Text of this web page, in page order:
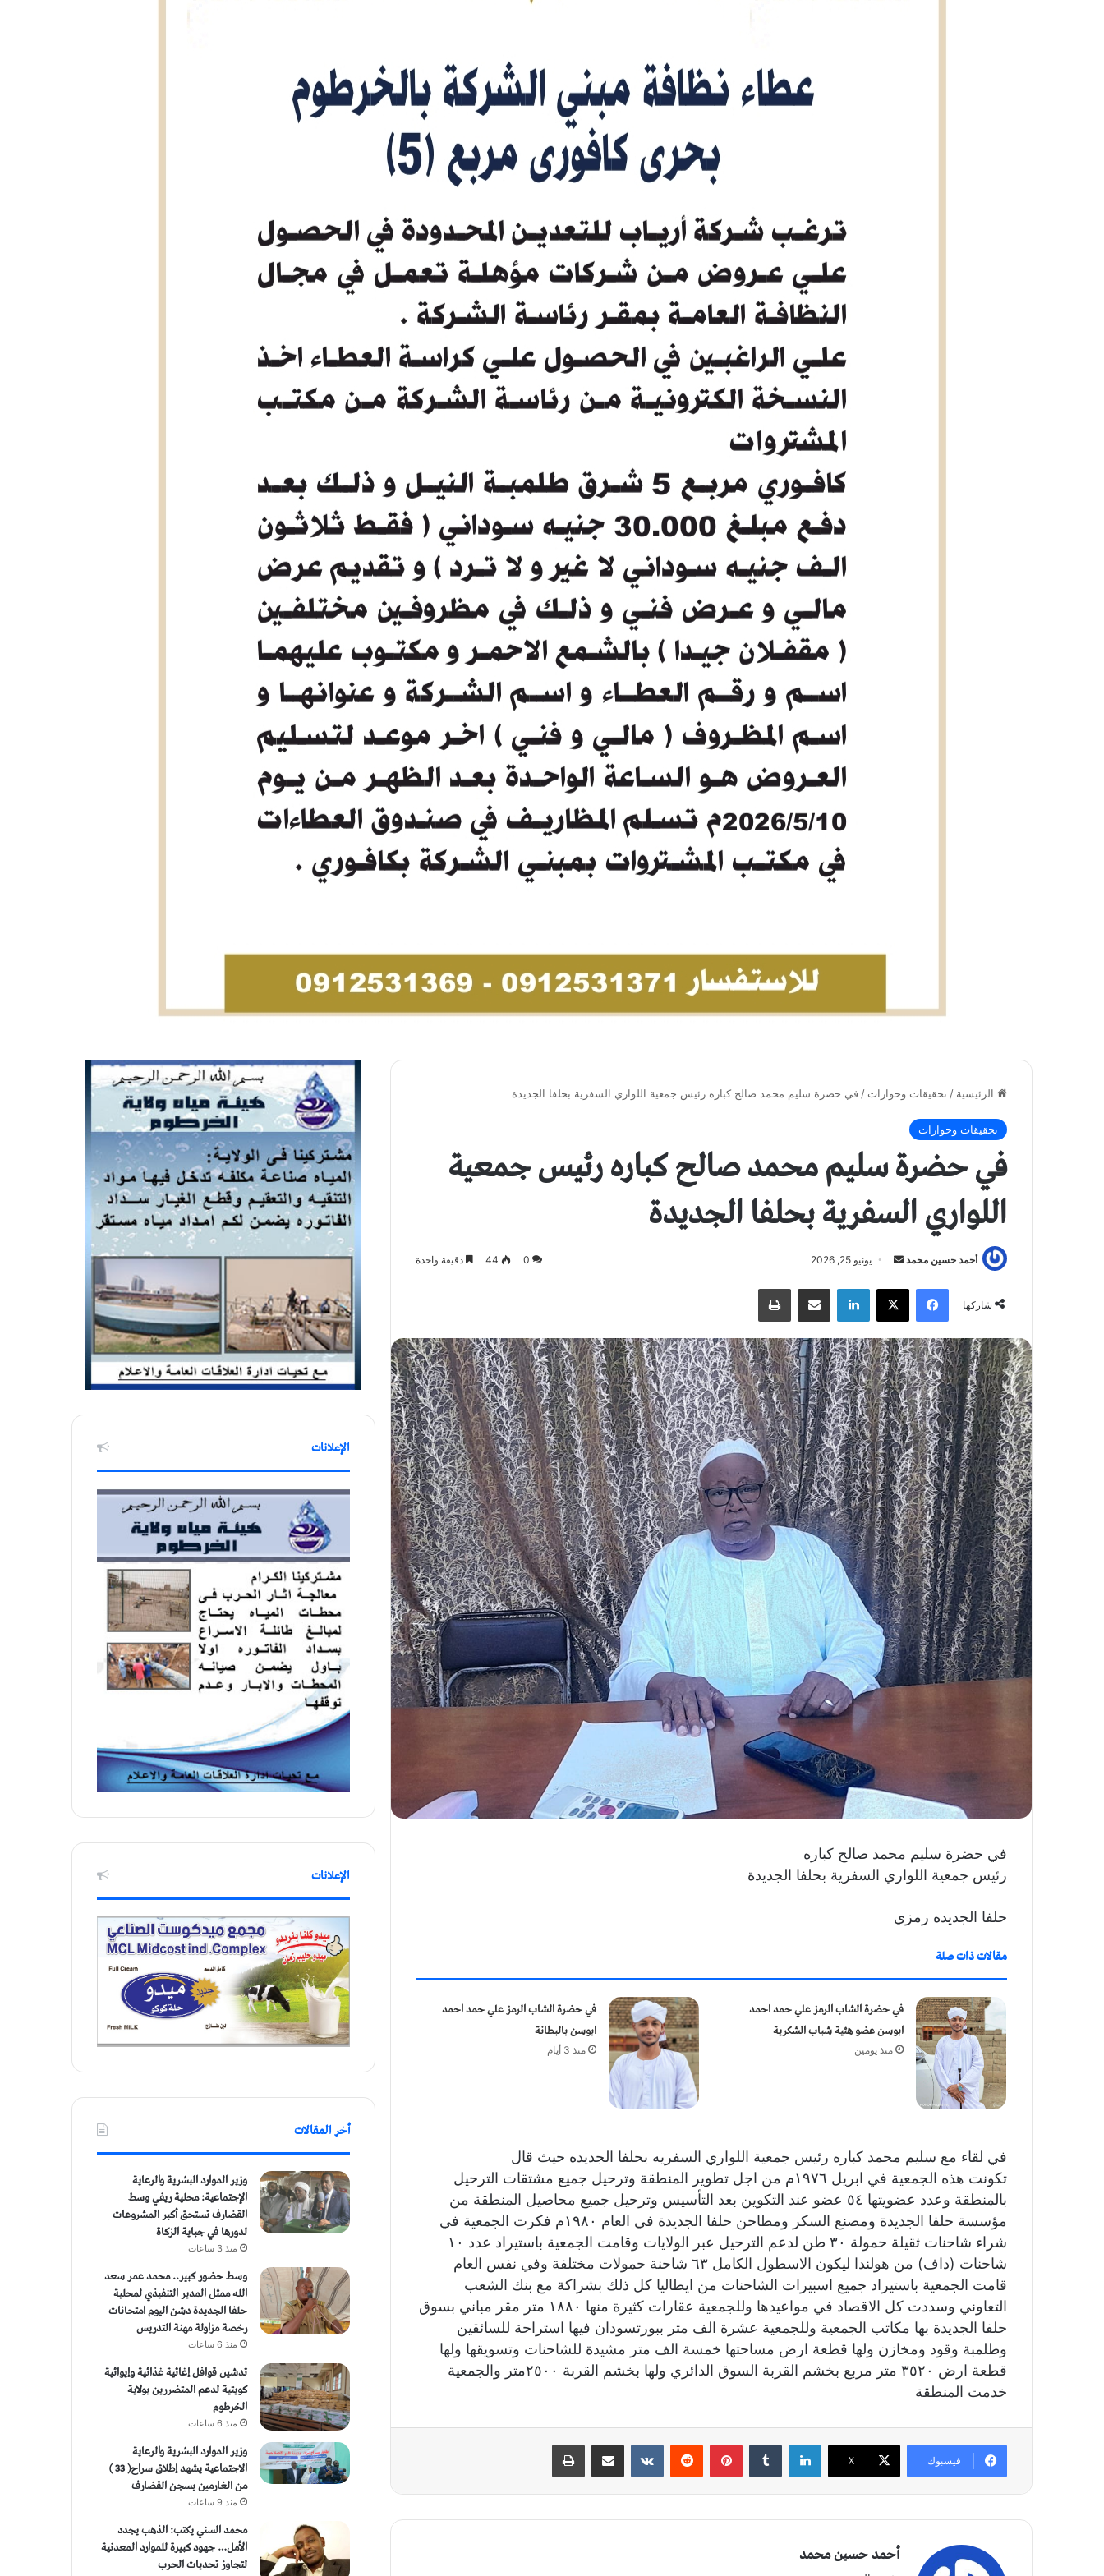
الرئيسية / تحقيقات وحوارات / في حضرة سليم محمد صالح كباره رئيس جمعية اللواري السفرية بحلفا الجديدة
تحقيقات وحوارات
في حضرة سليم محمد صالح كباره رئيس جمعية
اللواري السفرية بحلفا الجديدة
أحمد حسين محمد
س
ب
ر
ي
د
ا
إ
ل
ك
ت
ر
و
ن
ي
ا
يونيو 25, 2026 0
44 دقيقة واحدة
شاركها
فيسبوك لينكدإن
في حضرة سليم محمد صالح كباره
رئيس جمعية اللواري السفرية بحلفا الجديدة
حلفا الجديده رمزي
مقالات ذات صلة
في حضرة الشاب الرمز علي حمد احمد
ابوسن عضو هئية شباب الشكرية
منذ يومين
في حضرة الشاب الرمز علي حمد احمد
ابوسن بالبطانة
منذ 3 أيام
في لقاء مع سليم محمد كباره رئيس جمعية اللواري السفريه بحلفا الجديده حيث قال
تكونت هذه الجمعية في ابريل ١٩٧٦م من اجل تطوير المنطقة وترحيل جميع مشتقات الترحيل
بالمنطقة وعدد عضويتها ٥٤ عضو عند التكوين بعد التأسيس وترحيل جميع محاصيل المنطقة من
مؤسسة حلفا الجديدة ومصنع السكر ومطاحن حلفا الجديدة في العام ١٩٨٠م فكرت الجمعية في
شراء شاحنات ثقيلة حمولة ٣٠ طن لدعم الترحيل عبر الولايات وقامت الجمعية باستيراد عدد ١٠
شاحنات (داف) من هولندا ليكون الاسطول الكامل ٦٣ شاحنة حمولات مختلفة وفي نفس العام
قامت الجمعية باستيراد جميع اسبيرات الشاحنات من ايطاليا كل ذلك بشراكة مع بنك الشعب
التعاوني وسددت كل الاقصاد في مواعيدها وللجمعية عقارات كثيرة منها ١٨٨٠ متر مقر مباني بسوق
حلفا الجديدة بها مكاتب الجمعية وللجمعية عشرة الف متر ببورتسودان فيها استراحة للسائقين
وطلمبة وقود ومخازن ولها قطعة ارض مساحتها خمسة الف متر مشيدة للشاحنات وتسويقها ولها
قطعة ارض ٣٥٢٠ متر مربع بخشم القربة السوق الدائري ولها بخشم القربة ٢٥٠٠متر والجمعية
خدمت المنطقة
فيسبوك X
لينكدإن بينتيريست
أحمد حسين محمد
الإعلانات
الإعلانات
أخر المقالات
وزير الموارد البشرية والرعاية
الإجتماعية: محلية ريفي وسط
القضارف تستحق أكبر المشروعات
لدورها في جباية الزكاة
منذ 3 ساعات
وسط حضور كبير.. محمد عمر سعد
الله ممثل المدير التنفيذي لمحلية
حلفا الجديدة دشن اليوم امتحانات
رخصة مزاولة مهنة التدريس
منذ 6 ساعات
تدشين قوافل إغاثية غذائية وإيوائية
كويتية لدعم المتضررين بولاية
الخرطوم
منذ 6 ساعات
وزير الموارد البشرية والرعاية
الاجتماعية يشهد إطلاق سراح( 33 )
من الغارمين بسجن القضارف
منذ 9 ساعات
محمد السني يكتب: الذهب يجدد
الأمل… جهود كبيرة للموارد المعدنية
لتجاوز تحديات الحرب